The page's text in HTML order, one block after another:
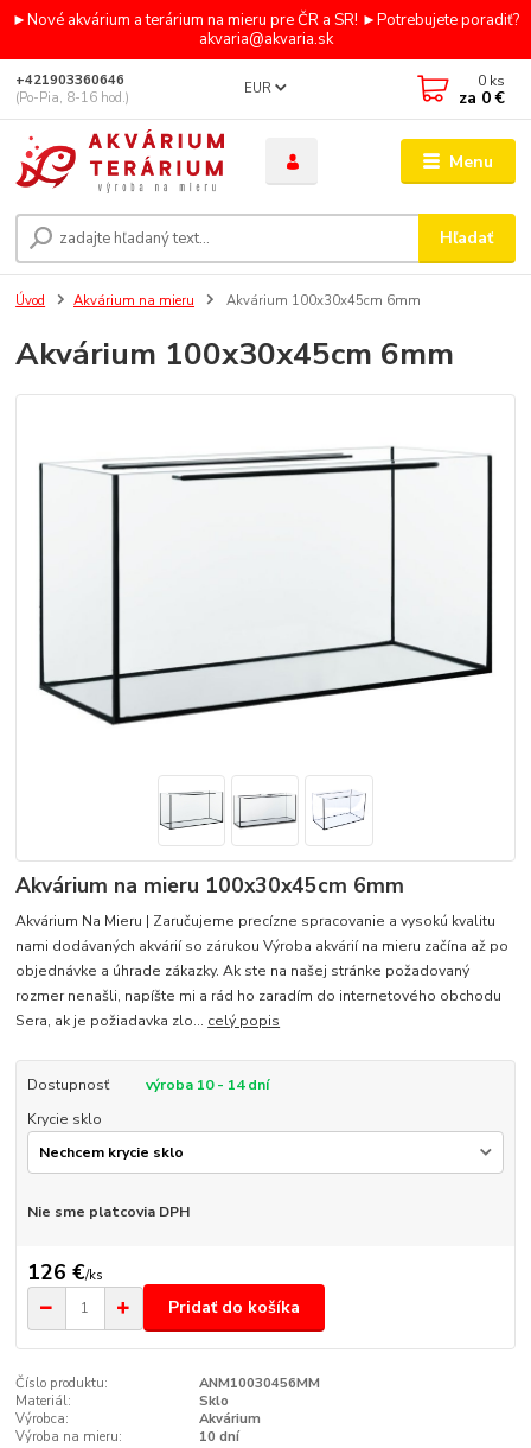
►Nové akvárium a terárium na mieru pre ČR a SR! ►Potrebujete poradiť?
akvaria@akvaria.sk
Menu
EUR
Hľadať
+421903360646
(Po-Pia, 8-16 hod.)
0 ks
za 0 €
Úvod Akvárium na mieru Akvárium 100x30x45cm 6mm
Akvárium 100x30x45cm 6mm
Akvárium na mieru 100x30x45cm 6mm
Akvárium Na Mieru | Zaručujeme precízne spracovanie a vysokú kvalitu
nami dodávaných akvárií so zárukou Výroba akvárií na mieru začína až po
objednávke a úhrade zákazky. Ak ste na našej stránke požadovaný
rozmer nenašli, napíšte mi a rád ho zaradím do internetového obchodu
Sera, ak je požiadavka zlo... celý popis
Dostupnosť
výroba 10 - 14 dní
Krycie sklo
Nie sme platcovia DPH
126 €/ks
Pridať do košíka
Číslo produktu:
ANM10030456MM
Materiál:
Sklo
Výrobca:
Akvárium
Výroba na mieru:
10 dní